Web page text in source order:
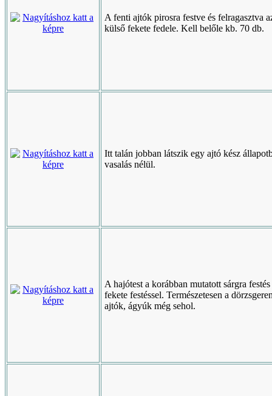
A fenti ajtók pirosra festve és felragasztva
külső fekete fedele. Kell belőle kb. 70 db.
Itt talán jobban látszik egy ajtó kész
vasalás nélül.
A hajótest a korábban mutatott sárgra
fekete festéssel. Természetesen a
ajtók, ágyúk még sehol.